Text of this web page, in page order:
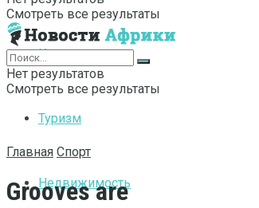
Интернет
Туризм
Недвижимость
Смотреть все результаты
Нет результатов
Смотреть все результаты
Главная Спорт
Grooves are